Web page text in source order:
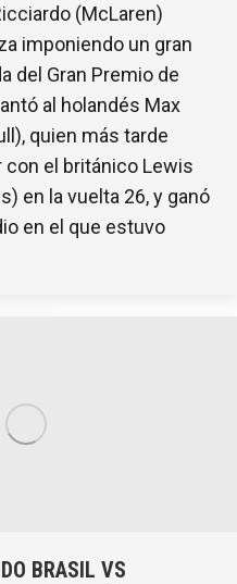
(McLaren)
imponiendo un gran
del Gran Premio de
al holandés Max
quien más tarde
con el británico Lewis
en la vuelta 26, y ganó
en el que estuvo
BRASIL VS